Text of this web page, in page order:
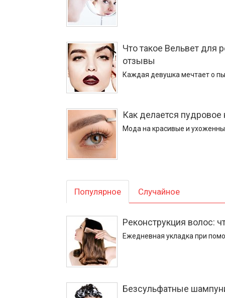
Что такое Вельвет для
отзывы
Каждая девушка мечтает о
Как делается
Мода на красивые и
Популярное Случайное
Реконструкция волос:
Ежедневная укладка при
Безсульфатные